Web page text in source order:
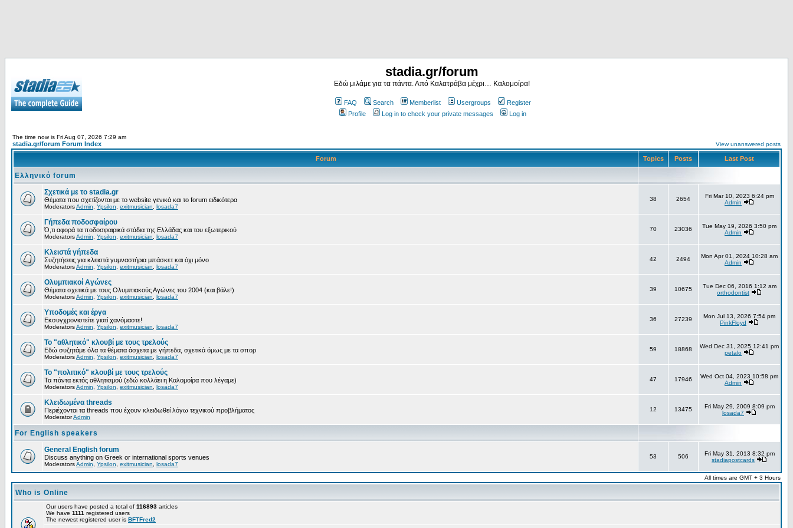
stadia.gr/forum
Εδώ μιλάμε για τα πάντα. Από Καλατράβα μέχρι… Καλομοίρα!
FAQ Search Memberlist Usergroups
Register
Profile
Log in to check your private messages Log in
The time now is Fri Aug 07, 2026 7:29 am
stadia.gr/forum Forum Index View unanswered posts
Forum Topics Posts Last Post
Ελληνικό forum
Σχετικά με το stadia.gr
Θέματα που σχετίζονται με το website γενικά και το forum ειδικότερα
ModeratorsAdmin Ypsilon exitmusician losada7
38 2654
Fri Mar 10, 2023 6:24 pm
Admin
Γήπεδα ποδοσφαίρου
Ό,τι αφορά τα ποδοσφαιρικά στάδια της Ελλάδας και του εξωτερικού
ModeratorsAdmin Ypsilon exitmusician losada7
70 23036
Tue May 19, 2026 3:50 pm
Admin
Κλειστά γήπεδα
Συζητήσεις για κλειστά γυμναστήρια μπάσκετ και όχι μόνο
ModeratorsAdmin Ypsilon exitmusician losada7
42 2494
Mon Apr 01, 2024 10:28 am
Admin
Ολυμπιακοί Αγώνες
Θέματα σχετικά με τους Ολυμπιακούς Αγώνες του 2004 (και βάλε!)
ModeratorsAdmin Ypsilon exitmusician losada7
39 10675
Tue Dec 06, 2016 1:12 am
orthodontist
Υποδομές και έργα
Εκσυγχρονιστείτε γιατί χανόμαστε!
ModeratorsAdmin Ypsilon exitmusician losada7
36 27239
Mon Jul 13, 2026 7:54 pm
PinkFloyd
Το "αθλητικό" κλουβί με τους τρελούς
Εδώ συζητάμε όλα τα θέματα άσχετα με γήπεδα, σχετικά όμως με τα σπορ
ModeratorsAdmin Ypsilon exitmusician losada7
59 18868
Wed Dec 31, 2025 12:41 pm
petalo
Το "πολιτικό" κλουβί με τους τρελούς
Τα πάντα εκτός αθλητισμού (εδώ κολλάει η Καλομοίρα που λέγαμε)
ModeratorsAdmin Ypsilon exitmusician losada7
47 17946
Wed Oct 04, 2023 10:58 pm
Admin
Κλειδωμένα threads
Περιέχονται τα threads που έχουν κλειδωθεί λόγω τεχνικού προβλήματος
ModeratorAdmin
12 13475
Fri May 29, 2009 8:09 pm
losada7
For English speakers
General English forum
Discuss anything on Greek or international sports venues
ModeratorsAdmin Ypsilon exitmusician losada7
53 506
Fri May 31, 2013 8:32 pm
stadiapostcards
All times are GMT + 3 Hours
Who is Online
Our users have posted a total of 116893 articles
We have 1111 registered users
The newest registered user is BFTFred2